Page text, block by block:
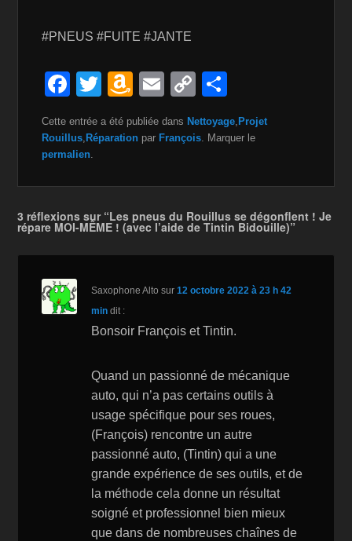
#PNEUS #FUITE #JANTE
F
c
e
b
o
o
k
T
wi
tt
A
m
a
o
n
W
is
h
st
E
m
ail
C
p
Li
n
k
ar
ta
er
Cette entrée a été publiée dans Nettoyage, Projet
Rouillus, Réparation par François. Marquer le
permalien.
3 réflexions sur “Les pneus du Rouillus se dégonflent ! Je
répare MOI-MÊME ! (avec l’aide de Tintin Bidouille)”
Saxophone Alto sur12 octobre 2022 à 23 h 42
min dit :
Bonsoir François et Tintin.
Quand un passionné de mécanique
auto, qui n’a pas certains outils à
usage spécifique pour ses roues,
(François) rencontre un autre
passionné auto, (Tintin) qui a une
grande expérience de ses outils, et de
la méthode cela donne un résultat
soigné et professionnel bien mieux
que dans de nombreuses chaînes de